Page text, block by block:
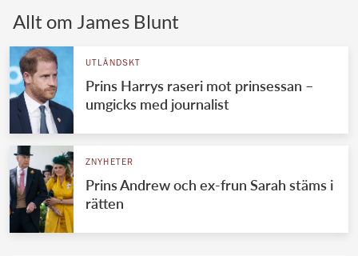
UTLÄNDSKT
VÄRLDENS KUNGAHUS
Svenska kungahuset
Allt om James Blunt
UTLÄNDSKT
Prins Harrys raseri mot prinsessan –
umgicks med journalist
ZNYHETER
Prins Andrew och ex-frun Sarah stäms i
rätten